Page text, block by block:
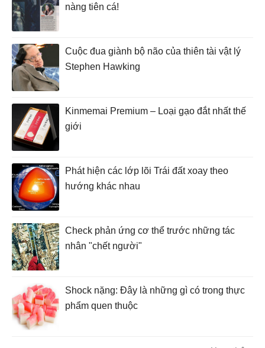
nàng tiên cá!
Cuộc đua giành bộ não của thiên tài vật lý
Stephen Hawking
Kinmemai Premium – Loại gạo đắt nhất thế
giới
Phát hiện các lớp lõi Trái đất xoay theo
hướng khác nhau
Check phản ứng cơ thể trước những tác
nhân "chết người"
Shock nặng: Đây là những gì có trong thực
phẩm quen thuộc